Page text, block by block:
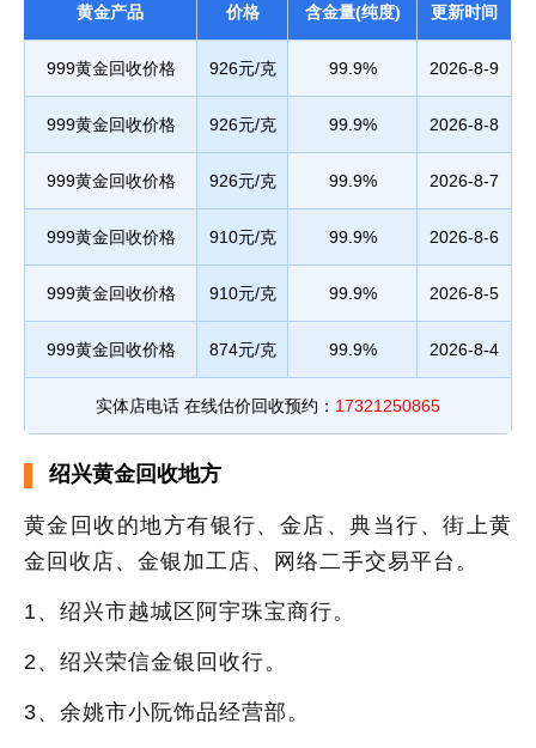
黄金产品 价格 含金量(纯度) 更新时间
999黄金回收价格 926元/克 99.9% 2026-8-9
999黄金回收价格 926元/克 99.9% 2026-8-8
999黄金回收价格 926元/克 99.9% 2026-8-7
999黄金回收价格 910元/克 99.9% 2026-8-6
999黄金回收价格 910元/克 99.9% 2026-8-5
999黄金回收价格 874元/克 99.9% 2026-8-4
实体店电话 在线估价回收预约： 17321250865
绍兴黄金回收地方
黄金回收的地方有银行、金店、典当行、街上黄
金回收店、金银加工店、网络二手交易平台。
1、绍兴市越城区阿宇珠宝商行。
2、绍兴荣信金银回收行。
3、余姚市小阮饰品经营部。